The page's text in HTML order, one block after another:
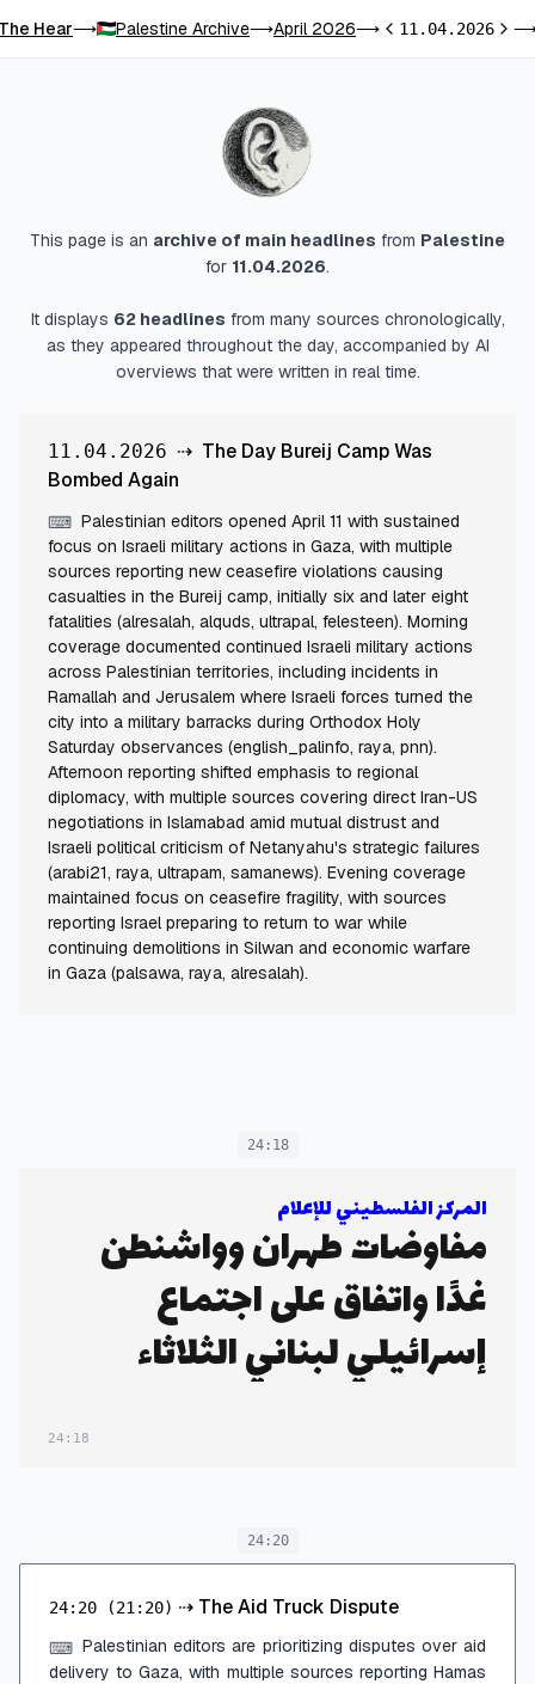
Hear⟶ Palestine Archive⟶April 2026⟶Previous day
11.04.2026Next
This page is an archive of main headlines from Palestine
for 11.04.2026.
It displays 62headlines from many sources chronologically,
as they appeared throughout the day, accompanied by AI
overviews that were written in real time.
11.04.2026 ⇢ The Day Bureij Camp Was
Bombed Again
⌨ Palestinian editors opened April 11 with sustained
focus on Israeli military actions in Gaza, with multiple
sources reporting new ceasefire violations causing
casualties in the Bureij camp, initially six and later eight
fatalities (alresalah, alquds, ultrapal, felesteen). Morning
coverage documented continued Israeli military actions
across Palestinian territories, including incidents in
Ramallah and Jerusalem where Israeli forces turned the
city into a military barracks during Orthodox Holy
Saturday observances (english_palinfo, raya, pnn).
Afternoon reporting shifted emphasis to regional
diplomacy, with multiple sources covering direct Iran-US
negotiations in Islamabad amid mutual distrust and
Israeli political criticism of Netanyahu's strategic failures
(arabi21, raya, ultrapam, samanews). Evening coverage
maintained focus on ceasefire fragility, with sources
reporting Israel preparing to return to war while
continuing demolitions in Silwan and economic warfare
in Gaza (palsawa, raya, alresalah).
24:18
المركز الفلسطيني للإعلام
مفاوضات طهران وواشنطن
غدًا واتفاق على اجتماع
إسرائيلي لبناني الثلاثاء
24:18
24:20
24:20 (21:20) ⇢ The Aid Truck Dispute
⌨ Palestinian editors are prioritizing disputes over aid
delivery to Gaza, with multiple sources reporting Hamas